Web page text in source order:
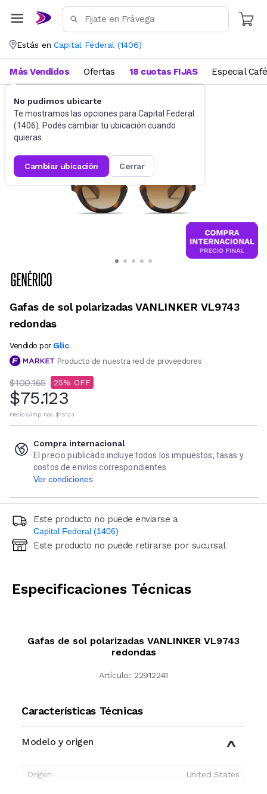
Estás en Capital Federal (1406)
No pudimos ubicarte
Te mostramos las opciones para Capital Federal
(1406). Podés cambiar tu ubicación cuando
quieras.
cambiar ubicación cerrar
Más Vendidos Ofertas 18 cuotas FIJAS Especial Café
Accesorios Anteojos de sol
Gafas de sol polarizadas VANLINKER VL9743
redondas
Vendido por Glic
Producto de nuestra red de proveedores
$100.165 25
$75.123
Precio s/imp. nac. $75.123
Compra internacional
El precio publicado incluye todos los impuestos, tasas y
costos de envíos correspondientes
Ver condiciones
Este producto no puede enviarse a
Capital Federal (1406)
Ingresá código postal (sólo números)
Este producto no puede retirarse por sucursal
Especificaciones Técnicas
Gafas de sol polarizadas VANLINKER VL9743
redondas
Artículo: 22912241
Características Técnicas
Modelo y origen
Origen United States